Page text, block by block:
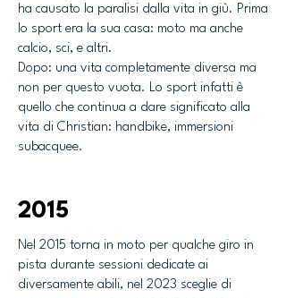
ha causato la paralisi dalla vita in giù. Prima
lo sport era la sua casa: moto ma anche
calcio, sci, e altri.
Dopo: una vita completamente diversa ma
non per questo vuota. Lo sport infatti è
quello che continua a dare significato alla
vita di Christian: handbike, immersioni
subacquee.
2015
Nel 2015 torna in moto per qualche giro in
pista durante sessioni dedicate ai
diversamente abili, nel 2023 sceglie di